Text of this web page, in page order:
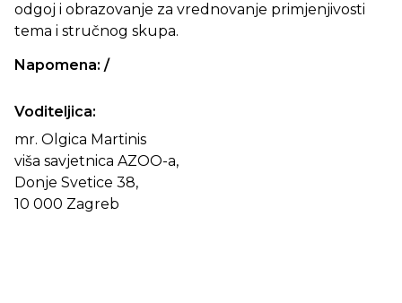
odgoj i obrazovanje za vrednovanje primjenjivosti
tema i stručnog skupa.
Napomena: /
Voditeljica:
mr. Olgica Martinis
viša savjetnica AZOO-a,
Donje Svetice 38,
10 000 Zagreb